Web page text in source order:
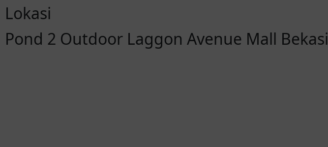
Lokasi
Pond 2 Outdoor Laggon Avenue Mall Bekasi